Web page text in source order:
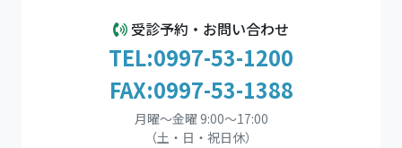
受診予約・お問い合わせ
TEL:0997-53-1200
FAX:0997-53-1388
月曜～金曜 9:00～17:00
（土・日・祝日休）